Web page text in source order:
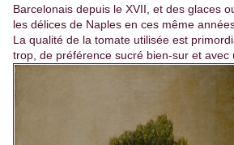
Barcelonais depuis le XVII, et des glaces
les délices de Naples en ces même années
La qualité de la tomate utilisée est
trop, de préférence sucré bien-sur et avec